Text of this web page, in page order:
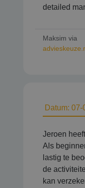
detailed
Maksim via
Datum:
Jeroen
Als
lastig te
de
kan